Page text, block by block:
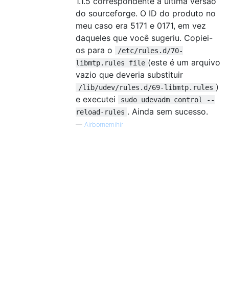
do sourceforge. O ID do produto no
meu caso era 5171 e 0171, em vez
daqueles que você sugeriu. Copiei-
os para o
/etc/rules.d/70-
libmtp.rules file (este é um arquivo
vazio que deveria substituir
/lib/udev/rules.d/69-libmtp.rules )
e executei
sudo udevadm control --
reload-rules . Ainda sem sucesso.
— Airbornemihir